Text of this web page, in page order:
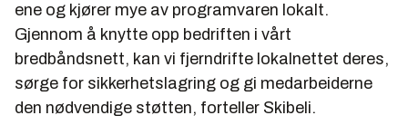
ene og kjører mye av programvaren lokalt.
Gjennom å knytte opp bedriften i vårt
bredbåndsnett, kan vi fjerndrifte lokalnettet deres,
sørge for sikkerhetslagring og gi medarbeiderne
den nødvendige støtten, forteller Skibeli.